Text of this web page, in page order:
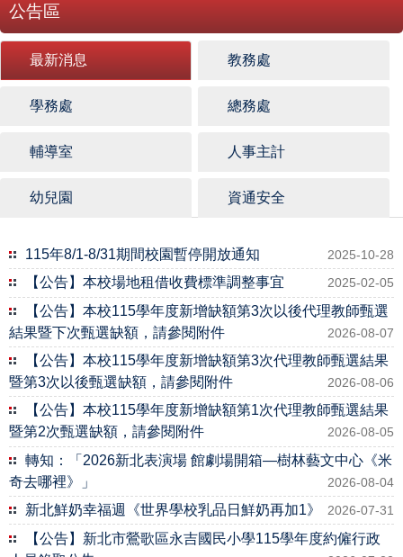
公告區
最新消息 教務處
學務處 總務處
輔導室 人事主計
幼兒園 資通安全
115年8/1-8/31期間校園暫停開放通知 2025-10-28
【公告】本校場地租借收費標準調整事宜 2025-02-05
【公告】本校115學年度新增缺額第3次以後代理教師甄選
結果暨下次甄選缺額，請參閱附件
2026-08-07
【公告】本校115學年度新增缺額第3次代理教師甄選結果
暨第3次以後甄選缺額，請參閱附件
2026-08-06
【公告】本校115學年度新增缺額第1次代理教師甄選結果
暨第2次甄選缺額，請參閱附件
2026-08-05
轉知：「2026新北表演場 館劇場開箱—樹林藝文中心《米
奇去哪裡》」
2026-08-04
新北鮮奶幸福週《世界學校乳品日鮮奶再加1》 2026-07-31
【公告】新北市鶯歌區永吉國民小學115學年度約僱行政